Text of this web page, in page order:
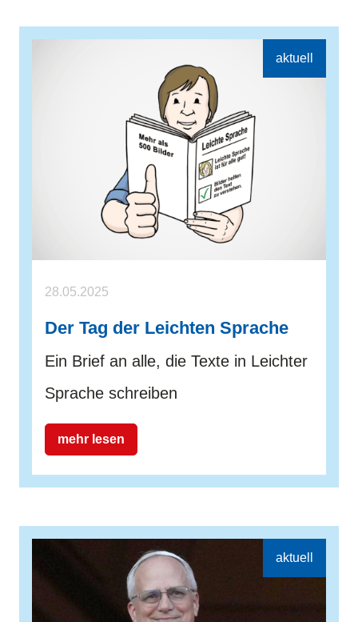
28.05.2025
Der Tag der Leichten Sprache
Ein Brief an alle, die Texte in Leichter
Sprache schreiben
mehr lesen